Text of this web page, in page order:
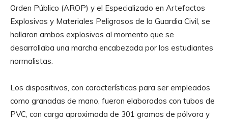
Orden Público (AROP) y el Especializado en Artefactos
Explosivos y Materiales Peligrosos de la Guardia Civil, se
hallaron ambos explosivos al momento que se
desarrollaba una marcha encabezada por los estudiantes
normalistas.
Los dispositivos, con características para ser empleados
como granadas de mano, fueron elaborados con tubos de
PVC, con carga aproximada de 301 gramos de pólvora y